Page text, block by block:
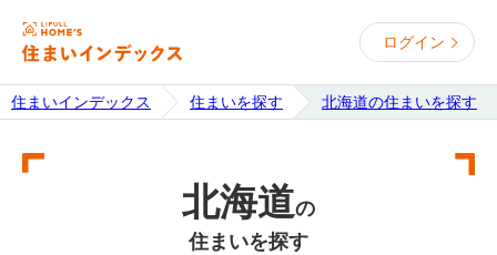
ログイン
住まいインデックス 住まいを探す 北海道の住まいを探す
北海道の
住まいを探す